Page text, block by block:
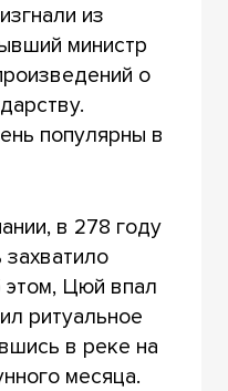
из
министр
о
популярны в
в 278 году
этом, Цюй впал
ритуальное
в реке на
месяца.